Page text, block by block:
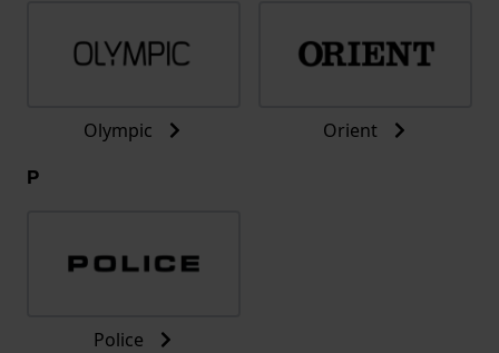
Olympic Orient
P
Police